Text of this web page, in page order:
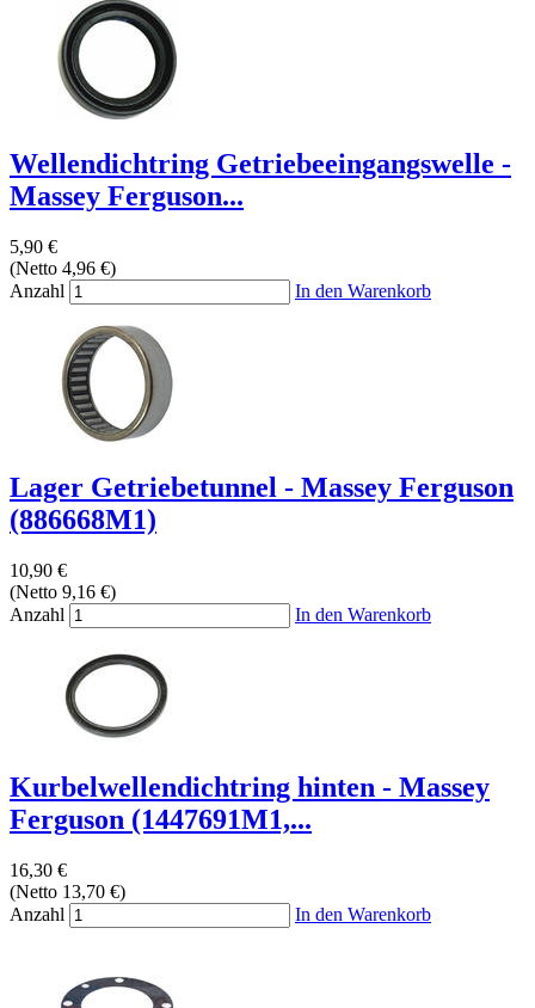
Wellendichtring Getriebeeingangswelle -
Massey Ferguson...
5,90 €
(Netto 4,96 €)
Anzahl
In den Warenkorb
Lager Getriebetunnel - Massey Ferguson
(886668M1)
10,90 €
(Netto 9,16 €)
Anzahl
In den Warenkorb
Kurbelwellendichtring hinten - Massey
Ferguson (1447691M1,...
16,30 €
(Netto 13,70 €)
Anzahl
In den Warenkorb